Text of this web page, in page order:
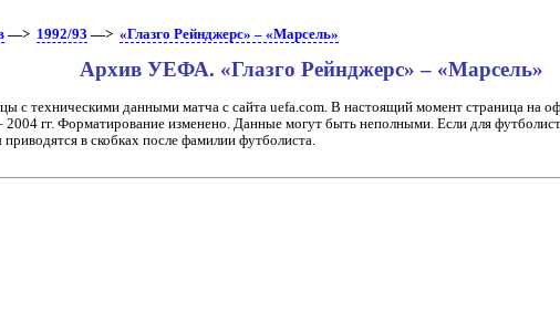
—> 1992/93 —>«Глазго Рейнджерс» – «Марсель»
Архив УЕФА. «Глазго Рейнджерс» – «Марсель»
с техническими данными матча с сайта uefa.com. В настоящий момент страница на
гг. Форматирование изменено. Данные могут быть неполными. Если для
в скобках после фамилии футболиста.